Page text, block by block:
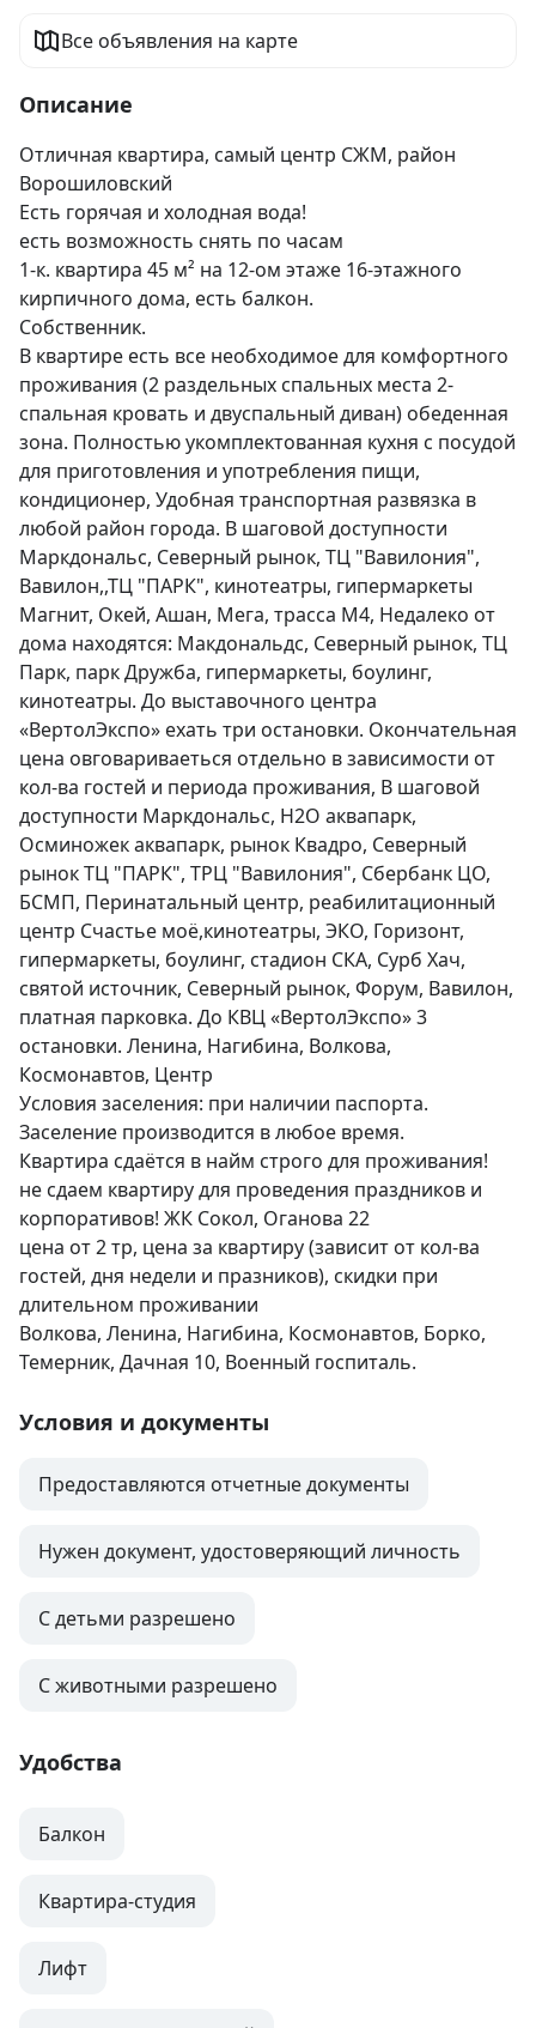
Все объявления на карте
Описание
Отличная квартира, самый центр СЖМ, район
Ворошиловский
Есть горячая и холодная вода!
есть возможность снять по часам
1-к. квартира 45 м² на 12-ом этаже 16-этажного
кирпичного дома, есть балкон.
Собственник.
В квартире есть все необходимое для комфортного
проживания (2 раздельных спальных места 2-
спальная кровать и двуспальный диван) обеденная
зона. Полностью укомплектованная кухня с посудой
для приготовления и употребления пищи,
кондиционер, Удобная транспортная развязка в
любой район города. В шаговой доступности
Маркдональс, Северный рынок, ТЦ "Вавилония",
Вавилон,,ТЦ "ПАРК", кинотеатры, гипермаркеты
Магнит, Окей, Ашан, Мега, трасса М4, Недалеко от
дома находятся: Макдональдс, Северный рынок, ТЦ
Парк, парк Дружба, гипермаркеты, боулинг,
кинотеатры. До выставочного центра
«ВертолЭкспо» ехать три остановки. Окончательная
цена овговариваеться отдельно в зависимости от
кол-ва гостей и периода проживания, В шаговой
доступности Маркдональс, H2O аквапарк,
Осминожек аквапарк, рынок Квадро, Северный
рынок ТЦ "ПАРК", ТРЦ "Вавилония", Сбербанк ЦО,
БСМП, Перинатальный центр, реабилитационный
центр Счастье моё,кинотеатры, ЭКО, Горизонт,
гипермаркеты, боулинг, стадион СКА, Сурб Хач,
святой источник, Северный рынок, Форум, Вавилон,
платная парковка. До КВЦ «ВертолЭкспо» 3
остановки. Ленина, Нагибина, Волкова,
Космонавтов, Центр
Условия заселения: при наличии паспорта.
Заселение производится в любое время.
Квартира сдаётся в найм строго для проживания!
не сдаем квартиру для проведения праздников и
корпоративов! ЖК Сокол, Оганова 22
цена от 2 тр, цена за квартиру (зависит от кол-ва
гостей, дня недели и празников), скидки при
длительном проживании
Волкова, Ленина, Нагибина, Космонавтов, Борко,
Темерник, Дачная 10, Военный госпиталь.
Условия и документы
Предоставляются отчетные документы
Нужен документ, удостоверяющий личность
С детьми разрешено
С животными разрешено
Удобства
Балкон
Квартира-студия
Лифт